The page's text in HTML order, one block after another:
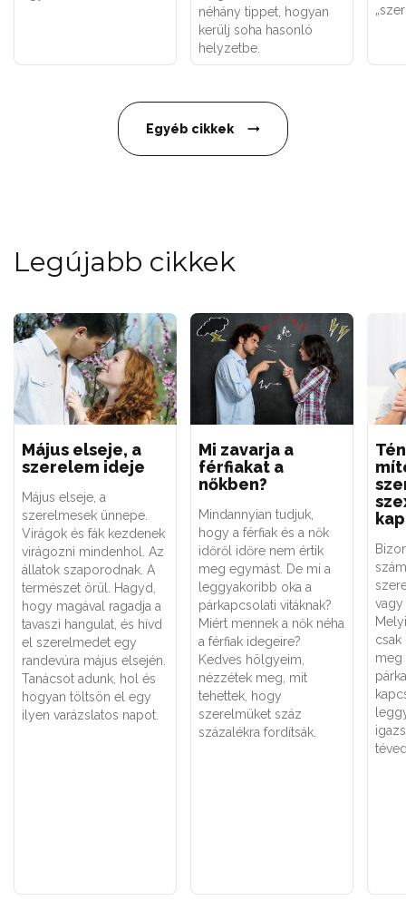
néhány tippet, hogyan
kerülj soha hasonló
helyzetbe.
Egyéb cikkek
Legújabb cikkek
Május elseje, a
szerelem ideje
Május elseje, a
szerelmesek ünnepe.
Virágok és fák kezdenek
virágozni mindenhol. Az
állatok szaporodnak. A
természet örül. Hagyd,
hogy magával ragadja a
tavaszi hangulat, és hívd
el szerelmedet egy
randevúra május elsején.
Tanácsot adunk, hol és
hogyan töltsön el egy
ilyen varázslatos napot.
Mi zavarja a
férfiakat a
nőkben?
Mindannyian tudjuk,
hogy a férfiak és a nők
időről időre nem értik
meg egymást. De mi a
leggyakoribb oka a
párkapcsolati vitáknak?
Miért mennek a nők néha
a férfiak idegeire?
Kedves hölgyeim,
nézzétek meg, mit
tehettek, hogy
szerelmüket száz
százalékra fordítsák.
vagy
csak
meg